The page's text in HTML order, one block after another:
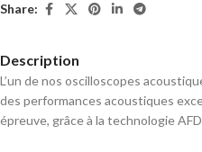
Share:
Description
L’un de nos oscilloscopes
des performances acoustiques
épreuve, grâce à la technologie